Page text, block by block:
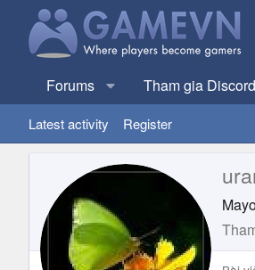
Forums Tham gia Discord
Latest activity Register